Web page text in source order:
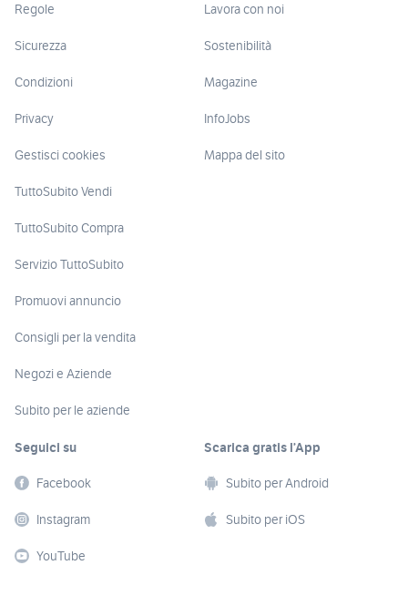
Regole
Sicurezza
Condizioni
Privacy
Gestisci cookies
TuttoSubito Vendi
TuttoSubito Compra
Servizio TuttoSubito
Promuovi annuncio
Consigli per la vendita
Negozi e Aziende
Subito per le aziende
Lavora con noi
Sostenibilità
Magazine
InfoJobs
Mappa del sito
Seguici su
Facebook
Instagram
YouTube
Scarica gratis l’App
Subito per Android
Subito per iOS